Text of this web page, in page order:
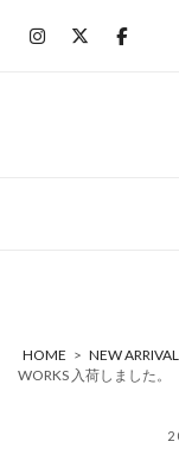
HOME > NEW ARRIVAL
WORKS 入荷しました。